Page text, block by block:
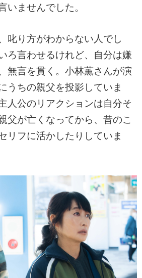
いませんでした。
叱り方がわからない人でし
ろ言わせるけれど、自分は嫌
無言を貫く。小林薫さんが演
うちの親父を投影していま
人公のリアクションは自分そ
父が亡くなってから、昔のこ
リフに活かしたりしていま